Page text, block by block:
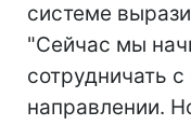
системе
"Сейчас мы
сотрудничать
направлении.